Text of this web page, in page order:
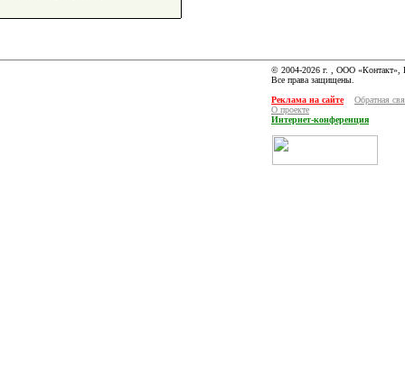
© 2004-2026 г. , ООО «Контакт»,
Все права защищены.
Реклама на сайте
Обратная
О проекте
Интернет-конференция